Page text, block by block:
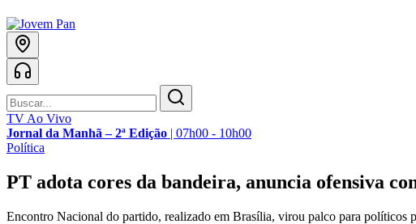
TV Ao Vivo
Jornal da Manhã – 2ª Edição | 07h00 - 10h00
Política
PT adota cores da bandeira, anuncia ofensiva
Encontro Nacional do partido, realizado em Brasília, virou palco para políticos